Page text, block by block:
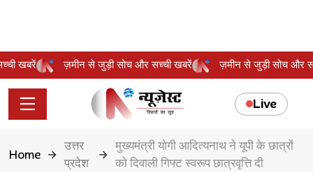
खबरें ज़मीन से जुड़ी सोच और सच्ची खबरें ज़मीन से जुड़ी सोच
Live
Home
उत्तर
प्रदेश
मुख्यमंत्री योगी आदित्यनाथ ने यूपी के छात्रों
को दिवाली गिफ्ट स्वरूप छात्रवृत्ति दी